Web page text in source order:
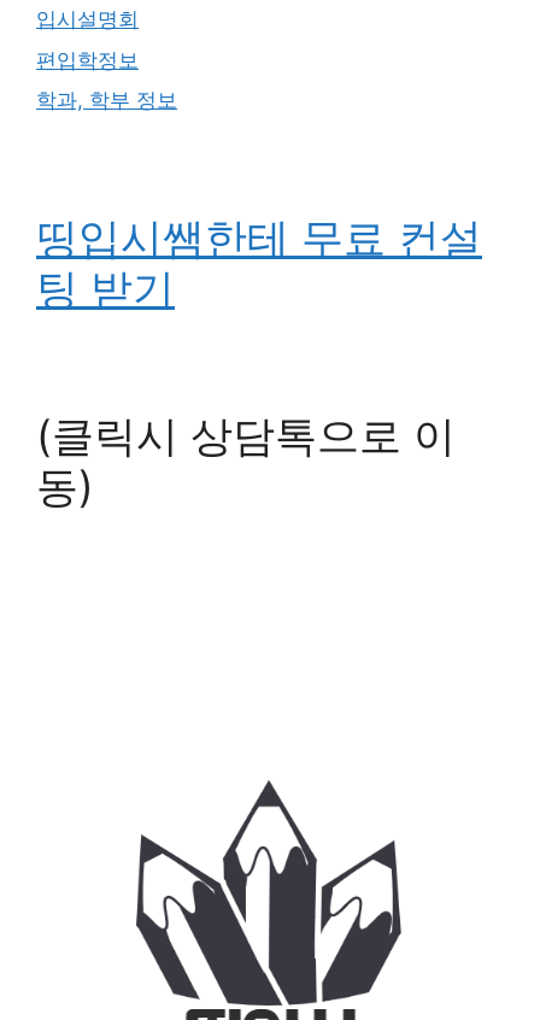
입시설명회
편입학정보
학과, 학부 정보
띵입시쌤한테 무료 컨설
팅 받기
(클릭시 상담톡으로 이
동)